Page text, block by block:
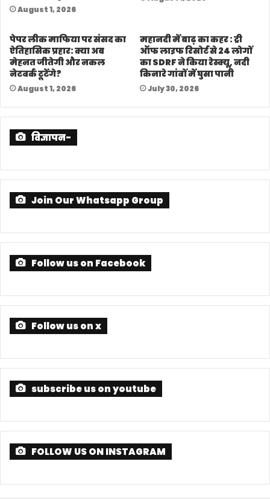
August 1, 2026
पेपर लीक माफिया पर संसद का
ऐतिहासिक प्रहार: क्या अब
मेहनत जीतेगी और नकल
नेटवर्क टूटेंगे?
August 1, 2026
महानदी में बाढ़ का कहर : ट्री
ऑफ लाइफ रिसोर्ट से 24 लोगों
का SDRF ने किया रेस्क्यू, नदी
किनारे गांवों में घुसा पानी
July 30, 2026
विज्ञापन-
Join Our Whatsapp Group
Follow us on Facebook
Follow us on x
subscribe us on youtube
FOLLOW US ON INSTAGRAM